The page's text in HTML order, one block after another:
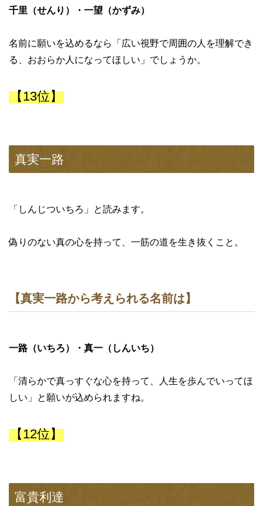
千里（せんり）・一望（かずみ）
名前に願いを込めるなら「広い視野で周囲の人を理解でき
る、おおらか人になってほしい」でしょうか。
【13位】
真実一路
「しんじついちろ」と読みます。
偽りのない真の心を持って、一筋の道を生き抜くこと。
【真実一路から考えられる名前は】
一路（いちろ）・真一（しんいち）
「清らかで真っすぐな心を持って、人生を歩んでいってほ
しい」と願いが込められますね。
【12位】
富貴利達